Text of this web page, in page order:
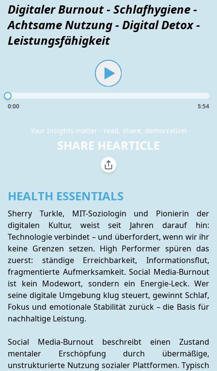
Digitaler Burnout - Schlafhygiene -
Achtsame Nutzung - Digital Detox -
Leistungsfähigkeit
0:00 5:54
Your Insights matter - read, share, democratize!
SHARE HEARTICLE
HEALTH ESSENTIALS
Sherry Turkle, MIT-Soziologin und Pionierin der
digitalen Kultur, weist seit Jahren darauf hin:
Technologie verbindet – und überfordert, wenn wir ihr
keine Grenzen setzen. High Performer spüren das
zuerst: ständige Erreichbarkeit, Informationsflut,
fragmentierte Aufmerksamkeit. Social Media-Burnout
ist kein Modewort, sondern ein Energie-Leck. Wer
seine digitale Umgebung klug steuert, gewinnt Schlaf,
Fokus und emotionale Stabilität zurück – die Basis für
nachhaltige Leistung.
Social Media-Burnout beschreibt einen Zustand
mentaler Erschöpfung durch übermäßige,
unstrukturierte Nutzung sozialer Plattformen. Typisch